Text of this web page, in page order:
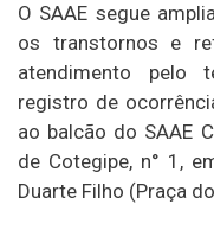
O SAAE segue
os transtornos e
atendimento pelo
registro de
ao balcão do SAAE
de Cotegipe, n° 1,
Duarte Filho (Praça